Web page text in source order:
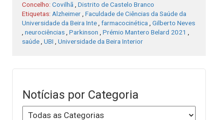
Concelho: Covilhã, Distrito de Castelo Branco
Etiquetas: Alzheimer, Faculdade de Ciências da Saúde da
Universidade da Beira Inte, farmacocinética, Gilberto Neves
, neurociências, Parkinson , Prémio Mantero Belard 2021 ,
saúde, UBI , Universidade da Beira Interior
Notícias por Categoria